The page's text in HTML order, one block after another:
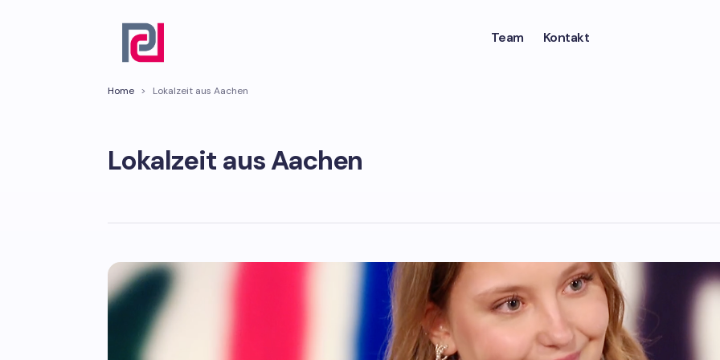
Team Kontakt
Home > Lokalzeit aus Aachen
Lokalzeit aus Aachen